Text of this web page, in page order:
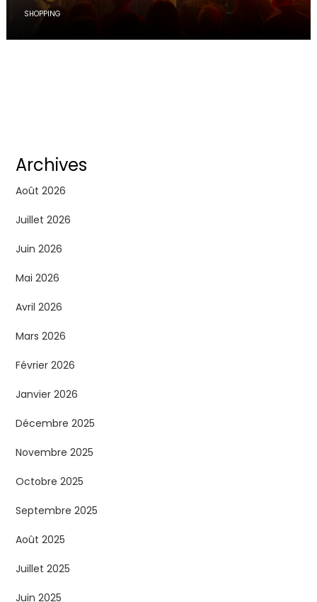
SHOPPING
Archives
Août 2026
Juillet 2026
Juin 2026
Mai 2026
Avril 2026
Mars 2026
Février 2026
Janvier 2026
Décembre 2025
Novembre 2025
Octobre 2025
Septembre 2025
Août 2025
Juillet 2025
Juin 2025